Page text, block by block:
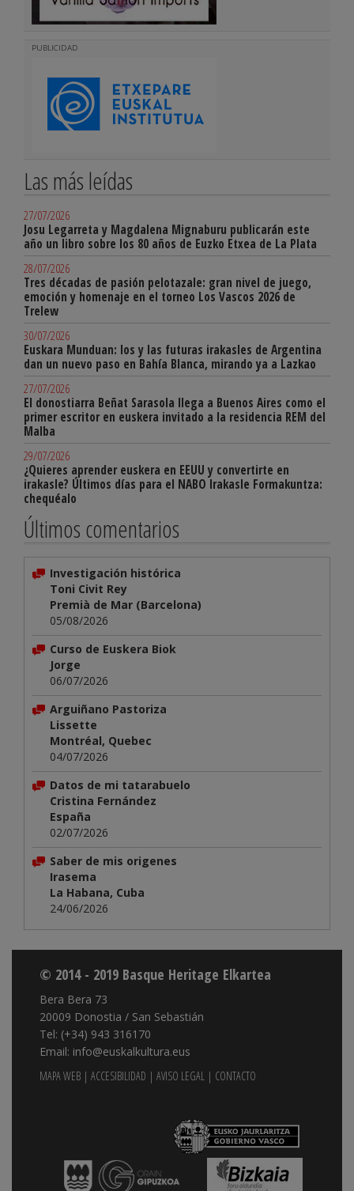
PUBLICIDAD
Las más leídas
27/07/2026
Josu Legarreta y Magdalena Mignaburu publicarán este
año un libro sobre los 80 años de Euzko Etxea de La Plata
28/07/2026
Tres décadas de pasión pelotazale: gran nivel de juego,
emoción y homenaje en el torneo Los Vascos 2026 de
Trelew
30/07/2026
Euskara Munduan: los y las futuras irakasles de Argentina
dan un nuevo paso en Bahía Blanca, mirando ya a Lazkao
27/07/2026
El donostiarra Beñat Sarasola llega a Buenos Aires como el
primer escritor en euskera invitado a la residencia REM del
Malba
29/07/2026
¿Quieres aprender euskera en EEUU y convertirte en
irakasle? Últimos días para el NABO Irakasle Formakuntza:
chequéalo
Últimos comentarios
Investigación histórica
Toni Civit Rey
Premià de Mar (Barcelona)
05/08/2026
Curso de Euskera Biok
Jorge
06/07/2026
Arguiñano Pastoriza
Lissette
Montréal, Quebec
04/07/2026
Datos de mi tatarabuelo
Cristina Fernández
España
02/07/2026
Saber de mis origenes
Irasema
La Habana, Cuba
24/06/2026
© 2014 - 2019 Basque Heritage Elkartea
Bera Bera 73
20009 Donostia / San Sebastián
Tel: (+34) 943 316170
Email: info@euskalkultura.eus
MAPA WEB | ACCESIBILIDAD | AVISO LEGAL | CONTACTO